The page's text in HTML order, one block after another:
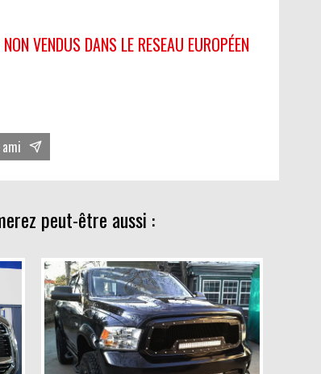
VENDUS DANS LE RESEAU EUROPÉEN
ami
peut-être aussi :